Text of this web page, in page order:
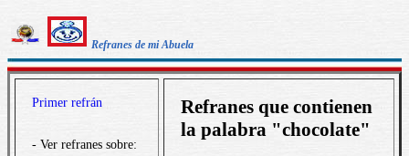
Refranes de mi Abuela
Primer refrán
- Ver refranes sobre:
Refranes que contienen
la palabra "chocolate"